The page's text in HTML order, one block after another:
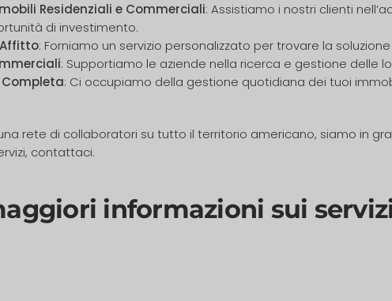
Residenziali e Commerciali: Assistiamo i nostri clienti
di investimento.
: Forniamo un servizio personalizzato per trovare la
: Supportiamo le aziende nella ricerca e gestione delle
: Ci occupiamo della gestione quotidiana dei tuoi
rete di collaboratori su tutto il territorio americano, siamo in
contattaci.
informazioni sui